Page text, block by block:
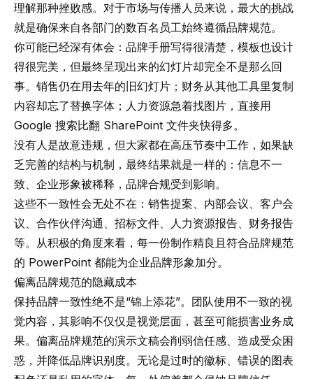
理解那种挫败感。对于市场与传播人员来说，最大的挑战
就是确保来自各部门的数百名员工始终遵循品牌规范。
你可能已经深有体会：品牌手册写得很清楚，模板也设计
得很完美，但最终呈现出来的幻灯片却完全不是那么回
事。销售仍在用去年的旧幻灯片；财务从其他工具里复制
内容却忘了替换字体；人力资源急着找图片，直接用
Google 搜索比翻 SharePoint 文件夹快得多。
没有人是故意违规，但大家都在高压节奏中工作，如果缺
乏完善的结构与机制，最终结果就是一样的：信息不一
致、企业形象被稀释，品牌合规受到影响。
这些不一致性会无处不在：销售提案、内部会议、客户会
议、合作伙伴沟通、招标文件、人力资源报告、财务报告
等。从积极的角度来看，每一份制作精良且符合品牌规范
的 PowerPoint 都能为企业品牌形象加分。
偏离品牌规范的隐藏成本
保持品牌一致性绝不是“锦上添花”。团队使用不一致的视
觉内容，其影响不仅仅是视觉层面，甚至可能损害业务成
果。偏离品牌规范的演示文稿会削弱信任感、造成受众困
惑，并降低品牌识别度。无论是过时的徽标、错误的图表